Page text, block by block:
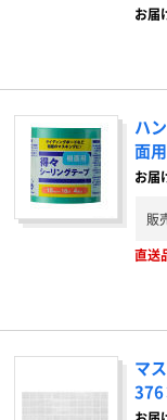
お届
ハ
面
お届
販
直送
マ